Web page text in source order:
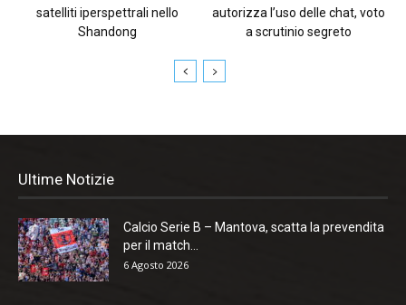
satelliti iperspettrali nello
Shandong
autorizza l’uso delle chat, voto
a scrutinio segreto
Ultime Notizie
Calcio Serie B – Mantova, scatta la prevendita
per il match...
6 Agosto 2026